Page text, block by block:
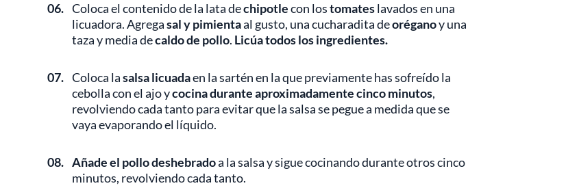
06. Coloca el contenido de la lata dechipotlecon lostomateslavados en una
licuadora. Agregasal y pimientaal gusto, una cucharadita deoréganoy una
taza y media decaldo de pollo. Licúa todos los ingredientes.
07. Coloca lasalsa licuadaen la sartén en la que previamente has sofreído la
cebolla con el ajo ycocina durante aproximadamente cinco minutos,
revolviendo cada tanto para evitar que la salsa se pegue a medida que se
vaya evaporando el líquido.
08. Añade el pollo deshebradoa la salsa y sigue cocinando durante otros cinco
minutos, revolviendo cada tanto.